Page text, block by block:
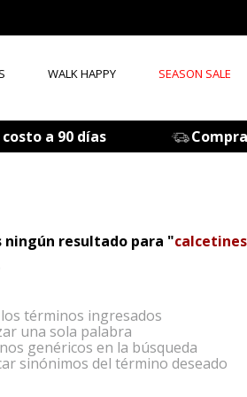
WALK HAPPY SEASON SALE
a 90 días
ningún resultado para "
términos ingresados
una sola palabra
genéricos en la búsqueda
sinónimos del término deseado